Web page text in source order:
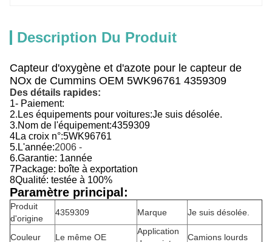
Description Du Produit
Capteur d'oxygène et d'azote pour le capteur de
NOx de Cummins OEM 5WK96761 4359309
Des détails rapides:
1- Paiement:
2. Les équipements pour voitures:Je suis désolée.
3.Nom de l'équipement:4359309
4La croix n°:5WK96761
5. L'année:2006 -
6.Garantie: 1année
7Package: boîte à exportation
8Qualité: testée à 100%
Paramètre principal:
Produit
d'origine
4359309 Marque Je suis désolée.
Couleur Le même OE
Application
Camions lourds